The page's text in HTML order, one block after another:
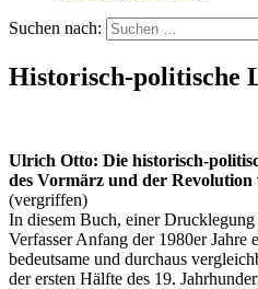
Suchen nach:
Historisch-politische
Ulrich Otto: Die historisch-
des Vormärz und der Revolution
(vergriffen)
In diesem Buch, einer
Verfasser Anfang der 1980er
bedeutsame und durchaus
der ersten Hälfte des 19.